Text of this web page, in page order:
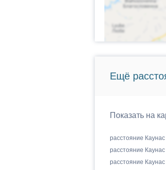
Ещё
Показать на
расстояние
расстояние
расстояние